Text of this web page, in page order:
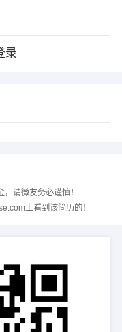
录
请微友务必谨慎！
上看到该简历的！